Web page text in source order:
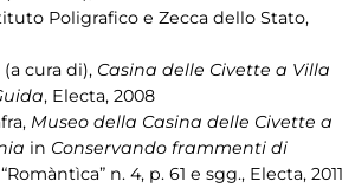
Poligrafico e Zecca dello Stato,
cura di), Casina delle Civette a Villa
, Electa, 2008
Museo della Casina delle Civette a
in Conservando frammenti di
“Romàntìca” n. 4, p. 61 e sgg., Electa, 2011